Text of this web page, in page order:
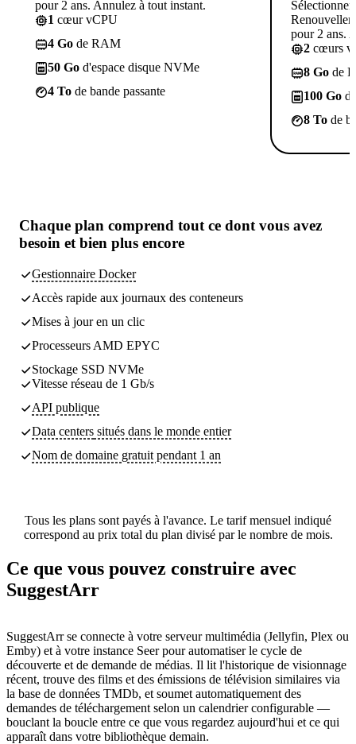
pour 2 ans. Annulez à tout instant.
1 cœur vCPU
4 Go de RAM
50 Go d'espace disque NVMe
4 To de bande passante
Sélectionner
pour 2 ans.
2 cœurs
8 Go de
100 Go
8 To de
Chaque plan comprend tout ce dont vous avez
besoin et bien plus encore
Gestionnaire Docker
Accès rapide aux journaux des conteneurs
Mises à jour en un clic
Processeurs AMD EPYC
Stockage SSD NVMe
Vitesse réseau de 1 Gb/s
API publique
Data centers situés dans le monde entier
Nom de domaine gratuit pendant 1 an
Tous les plans sont payés à l'avance. Le tarif mensuel indiqué
correspond au prix total du plan divisé par le nombre de mois.
Ce que vous pouvez construire avec
SuggestArr
SuggestArr se connecte à votre serveur multimédia (Jellyfin, Plex ou
Emby) et à votre instance Seer pour automatiser le cycle de
découverte et de demande de médias. Il lit l'historique de visionnage
récent, trouve des films et des émissions de télévision similaires via
la base de données TMDb, et soumet automatiquement des
demandes de téléchargement selon un calendrier configurable —
bouclant la boucle entre ce que vous regardez aujourd'hui et ce qui
apparaît dans votre bibliothèque demain.